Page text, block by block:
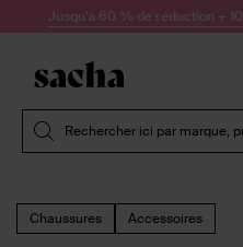
Passer au contenu
Jusqu'à 60 % de réduction +
Rechercher ici par marque,
Chaussures Accessoires